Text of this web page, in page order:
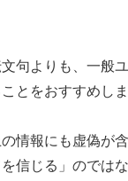
句よりも、一般
とをおすすめしま
情報にも虚偽が
信じる」のでは